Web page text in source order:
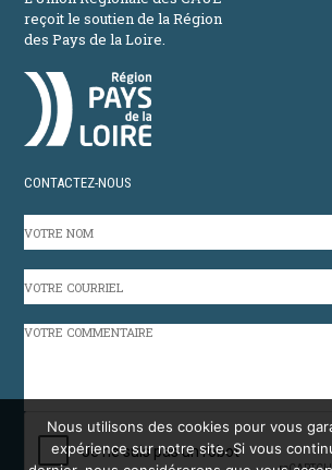
reçoit le soutien de la Région
des Pays de la Loire.
CONTACTEZ-NOUS
NOM
COURRIEL
VOTRE
CAPTCHA
Nous utilisons des cookies pour vous
expérience sur notre site. Si vous